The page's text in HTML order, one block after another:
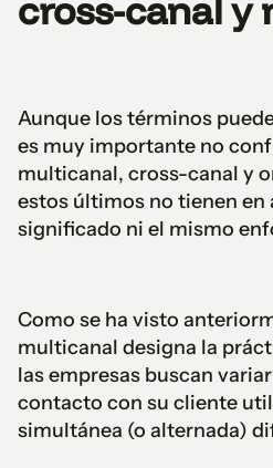
cross-canal y
Aunque los términos
es muy importante no
multicanal, cross-canal y
estos últimos no tienen en
significado ni el mismo
Como se ha visto
multicanal designa la
las empresas buscan
contacto con su cliente
simultánea (o alternada)